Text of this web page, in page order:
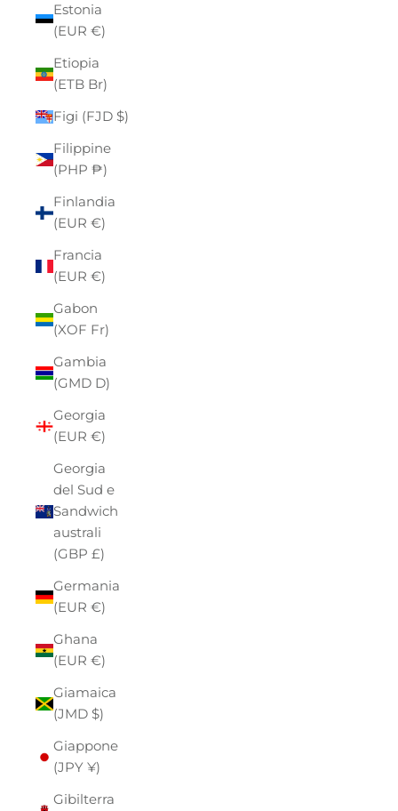
Estonia
(EUR €)
Etiopia
(ETB Br)
Figi (FJD $)
Filippine
(PHP ₱)
Finlandia
(EUR €)
Francia
(EUR €)
Gabon
(XOF Fr)
Gambia
(GMD D)
Georgia
(EUR €)
Georgia
del Sud e
Sandwich
australi
(GBP £)
Germania
(EUR €)
Ghana
(EUR €)
Giamaica
(JMD $)
Giappone
(JPY ¥)
Gibilterra